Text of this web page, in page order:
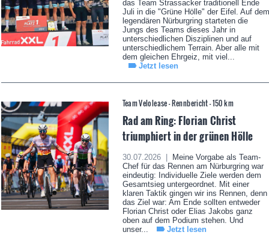
das Team Strassacker traditionell Ende
Juli in die "Grüne Hölle" der Eifel. Auf dem
legendären Nürburgring starteten die
Jungs des Teams dieses Jahr in
unterschiedlichen Disziplinen und auf
unterschiedlichem Terrain. Aber alle mit
dem gleichen Ehrgeiz, mit viel...
Jetzt lesen
Team Velolease - Rennbericht - 150 km
Rad am Ring: Florian Christ
triumphiert in der grünen Hölle
30.07.2026 |
Meine Vorgabe als Team-
Chef für das Rennen am Nürburgring war
eindeutig: Individuelle Ziele werden dem
Gesamtsieg untergeordnet. Mit einer
klaren Taktik gingen wir ins Rennen, denn
das Ziel war: Am Ende sollten entweder
Florian Christ oder Elias Jakobs ganz
oben auf dem Podium stehen. Und
unser...
Jetzt lesen